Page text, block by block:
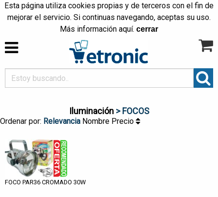
Esta página utiliza cookies propias y de terceros con el fin de
mejorar el servicio. Si continuas navegando, aceptas su uso.
Más información aquí. cerrar
Iluminación> FOCOS
Ordenar por: Relevancia Nombre Precio
FOCO PAR36 CROMADO 30W